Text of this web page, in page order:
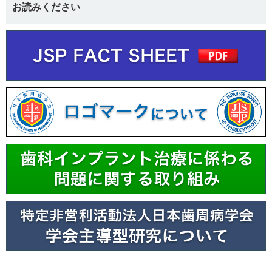
お読みください